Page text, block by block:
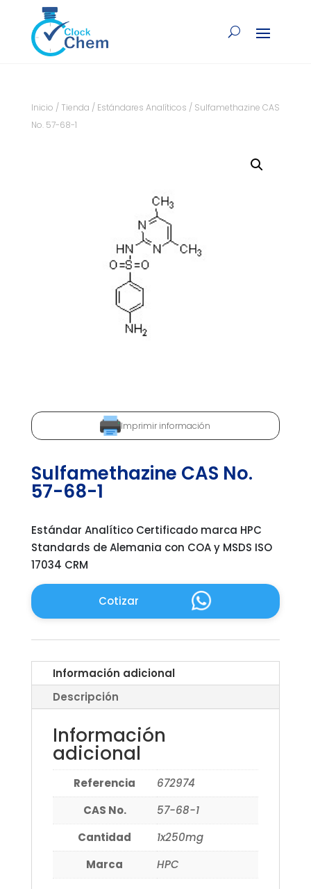
Inicio / Tienda / Estándares Analíticos / Sulfamethazine CAS
No. 57-68-1
Imprimir información
Sulfamethazine CAS No.
57-68-1
Estándar Analítico Certificado marca HPC
Standards de Alemania con COA y MSDS ISO
17034 CRM
Cotizar
Información adicional
Descripción
Información
adicional
Referencia
672974
CAS No.
57-68-1
Cantidad
1x250mg
Marca
HPC